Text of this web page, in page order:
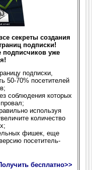
секреты создания
подписки!
подписчиков уже
подписки,
50-70% посетителей
соблюдения которых
используя
количество
фишек, еще
посетитель-
бесплатно>>